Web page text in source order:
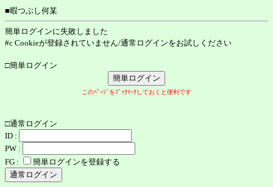
■暇つぶし何某
簡単ログインに失敗しました
#c Cookieが登録されていません/通常ログインをお試しください
□簡単ログイン
このﾍﾟｰｼﾞをﾌﾞｯｸﾏｰｸしておくと便利です
□通常ログイン
ID :
PW :
FG :
簡単ログインを登録する